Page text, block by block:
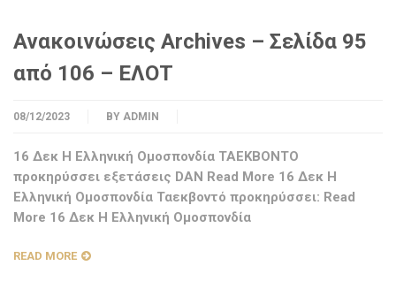
Ανακοινώσεις Archives – Σελίδα 95
από 106 – ΕΛΟΤ
08/12/2023 BY ADMIN
16 Δεκ Η Ελληνική Ομοσπονδία ΤΑΕΚΒΟΝΤΟ
προκηρύσσει εξετάσεις DAN Read More 16 Δεκ Η
Ελληνική Ομοσπονδία Ταεκβοντό προκηρύσσει: Read
More 16 Δεκ Η Ελληνική Ομοσπονδία
READ MORE